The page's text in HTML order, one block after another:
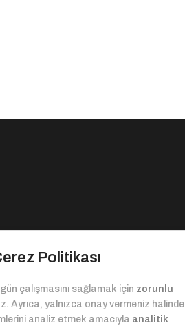
Politikası
çalışmasını sağlamak için zorunlu
Ayrıca, yalnızca onay vermeniz halinde
analiz etmek amacıyla analitik